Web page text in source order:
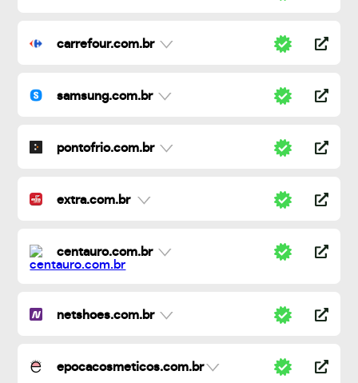
carrefour.com.br
samsung.com.br
pontofrio.com.br
extra.com.br
centauro.com.br
netshoes.com.br
epocacosmeticos.com.br